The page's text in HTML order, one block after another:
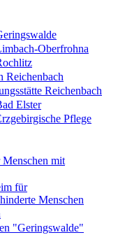
Oberfrohna
Reichenbach
Reichenbach
Elster
Pflege
mit
für
Menschen
"Geringswalde"